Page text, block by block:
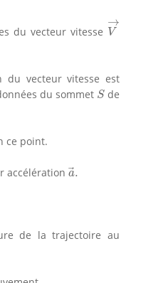
du vecteur vitesse
→
V
V→
vecteur vitesse est
du sommet S
Sde
ce point.
accélération a.
a
de la trajectoire au